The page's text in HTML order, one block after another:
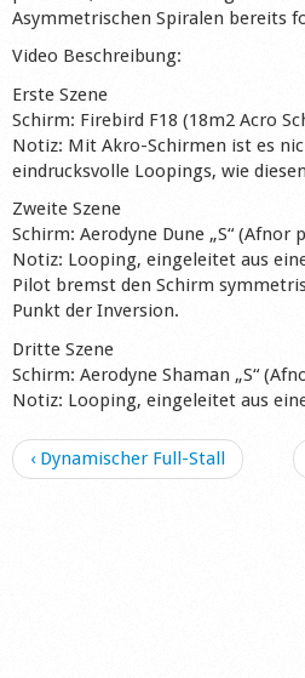
Asymmetrischen Spiralen bereits
Video Beschreibung:
Erste Szene
Schirm: Firebird F18 (18m2 Acro
Notiz: Mit Akro-Schirmen ist es
eindrucksvolle Loopings, wie
Zweite Szene
Schirm: Aerodyne Dune „S“ (Afnor
Notiz: Looping, eingeleitet aus
Pilot bremst den Schirm
Punkt der Inversion.
Dritte Szene
Schirm: Aerodyne Shaman „S“
Notiz: Looping, eingeleitet aus
‹ Dynamischer Full-Stall